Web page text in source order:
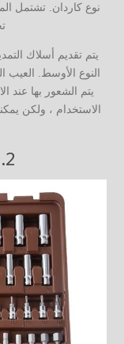
نوع كاردان. تشتمل
يتم تقديم أسلاك
النوع الأوسط. العيب
يتم الشعور بها عند
الاستخدام ، ولكن
2.